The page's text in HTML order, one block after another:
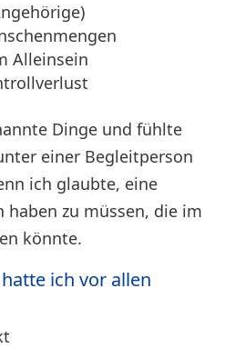
Alleinsein
Dinge und fühlte
einer Begleitperson
ich glaubte, eine
haben zu müssen, die im
könnte.
ich vor allen